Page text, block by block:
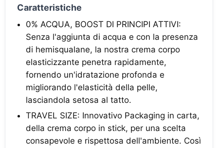
Caratteristiche
0% ACQUA, BOOST DI PRINCIPI ATTIVI:
Senza l'aggiunta di acqua e con la presenza
di hemisqualane, la nostra crema corpo
elasticizzante penetra rapidamente,
fornendo un'idratazione profonda e
migliorando l'elasticità della pelle,
lasciandola setosa al tatto.
TRAVEL SIZE: Innovativo Packaging in carta,
della crema corpo in stick, per una scelta
consapevole e rispettosa dell'ambiente. Così